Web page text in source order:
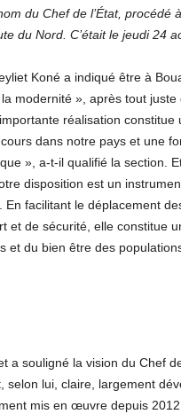
du Chef de l’État, procédé
du Nord. C’était le jeudi 24
Koné a indiqué être à
modernité », après tout juste
réalisation
dans notre pays et une
», a-t-il qualifié la section.
disposition est un
En facilitant le déplacement
et de sécurité, elle constitue
et du bien être des
a souligné la vision du Chef
selon lui, claire, largement
mis en œuvre depuis